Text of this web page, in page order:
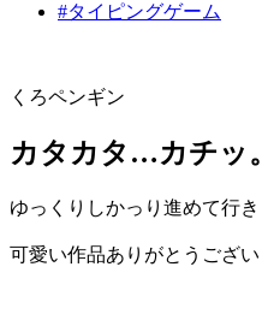
#タイピングゲーム
くろペンギン
カタカタ…カチッ。
ゆっくりしかっり進めて行き
可愛い作品ありがとうござい